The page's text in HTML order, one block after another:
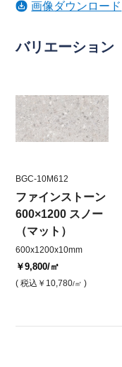
画像ダウンロード
バリエーション
BGC-10M612
ファインストーン
600×1200 スノー
（マット）
600x1200x10mm
￥9,800/㎡
( 税込 ￥10,780/㎡ )